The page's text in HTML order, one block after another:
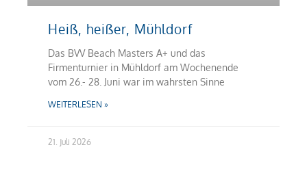
Heiß, heißer, Mühldorf
Das BVV Beach Masters A+ und das
Firmenturnier in Mühldorf am Wochenende
vom 26.- 28. Juni war im wahrsten Sinne
WEITERLESEN »
21. Juli 2026